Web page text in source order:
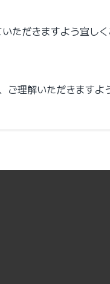
ただきますよう宜しく
理解いただきますよ